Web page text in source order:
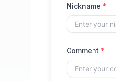
Nickname *
Comment *